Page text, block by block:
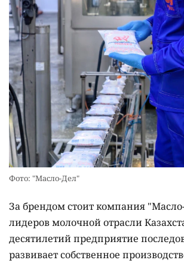
Фото: "Масло-Дел"
За брендом стоит компания
лидеров молочной отрасли
десятилетий предприятие
развивает собственное